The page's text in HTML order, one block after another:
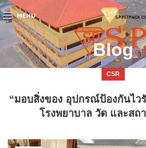
MENU
Blog
CSR
“มอบสิ่งของ อุปกรณ์ป้องกันไว
โรงพยาบาล วัด และสถ